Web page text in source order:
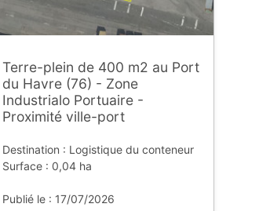
Terre-plein de 400 m2 au Port
du Havre (76) - Zone
Industrialo Portuaire -
Proximité ville-port
Destination : Logistique du conteneur
Surface : 0,04 ha
Publié le : 17/07/2026